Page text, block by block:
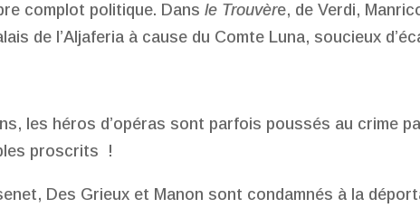
complot politique. Dansle Trouvère, de Verdi,
de l’Aljaferia à cause du Comte Luna, soucieux
les héros d’opéras sont parfois poussés au crime
proscrits !
Des Grieux et Manon sont condamnés à la